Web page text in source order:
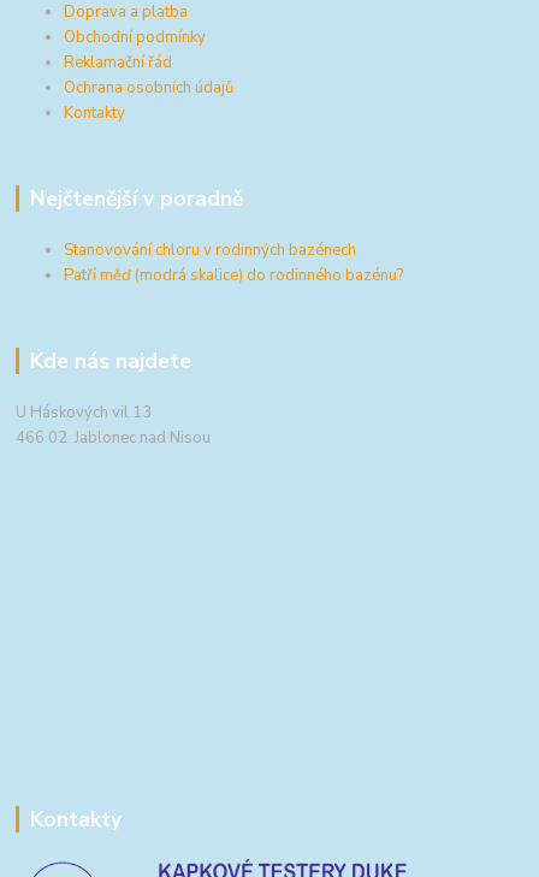
Doprava a platba
Obchodní podmínky
Reklamační řád
Ochrana osobních údajů
Kontakty
Nejčtenější v poradně
Stanovování chloru v rodinných bazénech
Patří měď (modrá skalice) do rodinného bazénu?
Kde nás najdete
U Háskových vil 13
466 02 Jablonec nad Nisou
Kontakty